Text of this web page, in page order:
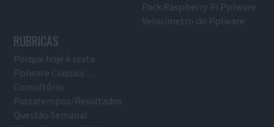
Pack Raspberry Pi Pplware
Velocímetro do Pplware
RUBRICAS
Porque hoje é sexta
Pplware Classics…
Consultório
Passatempos/Resultados
Questão Semanal